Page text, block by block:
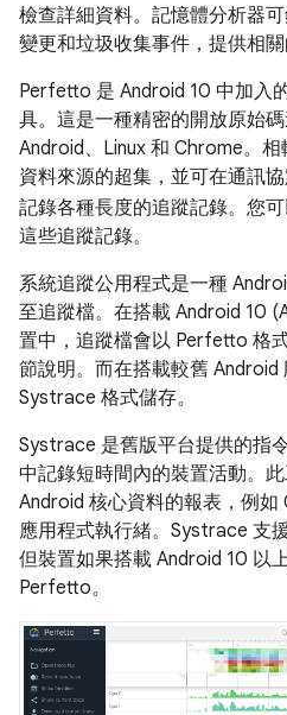
檢查詳細資料。記憶體分析器可
變更和垃圾收集事件，提供相關
Perfetto 是 Android 10 中加入
具。這是一種精密的開放原始
Android、Linux 和 Chrome。
資料來源的超集，並可在通訊
記錄各種長度的追蹤記錄。您
這些追蹤記錄。
系統追蹤公用程式是一種
至追蹤檔。在搭載 Android 10
置中，追蹤檔會以 Perfetto 格
節說明。而在搭載較舊
Systrace 格式儲存。
Systrace 是舊版平台提供的指
中記錄短時間內的裝置活動。
Android 核心資料的報表，例如
應用程式執行緒。Systrace 支
但裝置如果搭載 Android 10 以
Perfetto。